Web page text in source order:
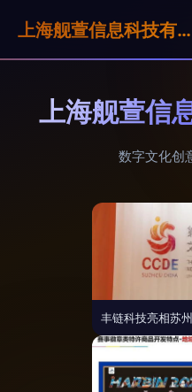
上海舰萱信息科技有限公司
上海舰萱信
数字文化创